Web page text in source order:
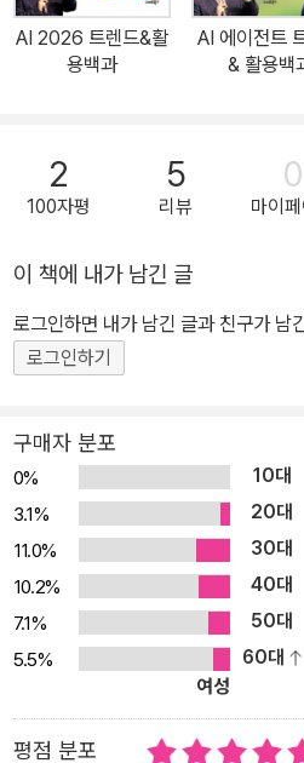
시대’를 미리 준비할 수 있도록 구성
니케이터 김덕진 소장이 주목할 만한
나며 들었던 그들의 생각과 고민을 꾹
음악 등을 위한 AI부터 일잘러를 위
과 생활에서 ‘AI 네이티브 세대’와 함
측(키워드 10) 2024년 AI 분야에서
것은 업계에서도 정말 충격이었다. 응
가 이제는 본격적인 기초학문으로서 인정받
다. 이미지 생성 AI인 스테이블 디퓨전
에 대한 내용인데, 이제 AI는 모두가
목이 된 것이다. 이제 세상의 변화를
장에서는 세상을 바꾸는 AI 트렌드를
오픈AI, MS, 구글, 애플 등 빅테크 기
025년 AI 트렌드를 중점적으로 소개
‘AI가 세상을 바꾸는 범용기술로 진화
025년을 대표하는 AI 트렌드 키워드
대’, ‘2. AI 인터페이스 혁명’, ‘3. 검색
멀티모달 AI로 완성되는 로봇 기술’,
AI 2026 트렌드&활
용백과
AI 에이전트
& 활용백
2
100자평
5
리뷰
0
마이
이 책에 내가 남긴 글
로그인하면 내가 남긴 글과 친구가 남
로그인하기
구매자 분포
0% 10대
3.1%
20대
11.0%
30대
10.2%
40대
7.1%
50대
5.5%
60대
여성
평점 분포